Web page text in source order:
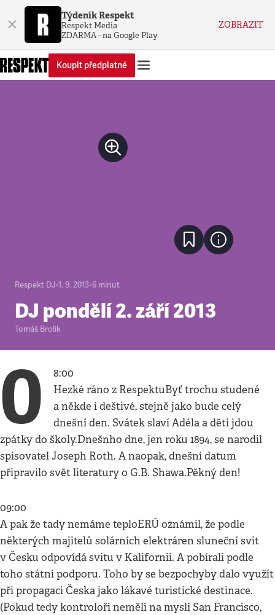
× Týdeník Respekt
Respekt Media
ZDARMA - na Google Play
ZOBRAZIT
Koupit předplatné
Respekt DJ•1. 9. 2013•6 minut
DJ pondělí 2. září 2013
Tomáš Brolík
0
8:00
Hezké ráno z RespektuByť trochu studené
a někde i deštivé, stejně jako bude celý
dnešní den. Svátek slaví Adéla a děti jdou
zpátky do školy.Dnešnho dne, jen roku 1894, se narodil
spisovatel Joseph Roth. A naopak, dnešní datum
připravilo svět literatury o G.B. Shawa.Pěkný den!
09:00
A pak že tady nemáme teploERÚ oznámil, že podle
některých majitelů solárních elektráren sluneční svit
v Česku odpovídá svitu v Kalifornii. A pobírali podle
toho státní podporu. Toho by se bezpochyby dalo využít
při propagaci Česka jako lákavé turistické destinace.
(Pokud tedy kontroloři neměli na mysli San Francisco,